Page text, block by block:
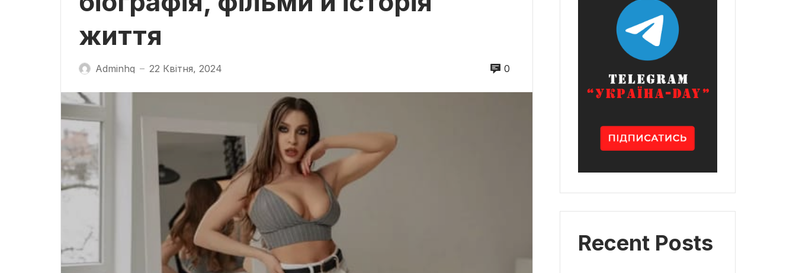
життя
Adminhq — 22 Квітня, 2024 0
Recent Posts